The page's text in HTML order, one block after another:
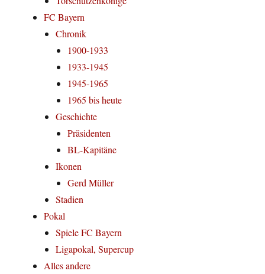
FC Bayern
Chronik
1900-1933
1933-1945
1945-1965
1965 bis heute
Geschichte
Präsidenten
BL-Kapitäne
Ikonen
Gerd Müller
Stadien
Pokal
Spiele FC Bayern
Ligapokal, Supercup
Alles andere